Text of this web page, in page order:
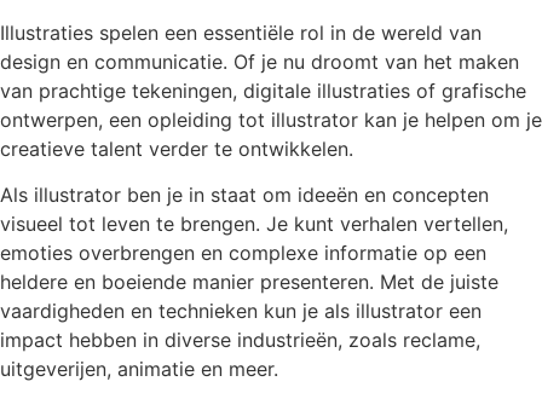
Illustraties spelen een essentiële rol in de wereld van
design en communicatie. Of je nu droomt van het maken
van prachtige tekeningen, digitale illustraties of grafische
ontwerpen, een opleiding tot illustrator kan je helpen om je
creatieve talent verder te ontwikkelen.
Als illustrator ben je in staat om ideeën en concepten
visueel tot leven te brengen. Je kunt verhalen vertellen,
emoties overbrengen en complexe informatie op een
heldere en boeiende manier presenteren. Met de juiste
vaardigheden en technieken kun je als illustrator een
impact hebben in diverse industrieën, zoals reclame,
uitgeverijen, animatie en meer.